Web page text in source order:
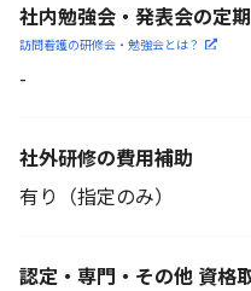
社内勉強会・発表会の定
訪問看護の研修会・勉強会とは？
-
社外研修の費用補助
有り（指定のみ）
認定・専門・その他 資格